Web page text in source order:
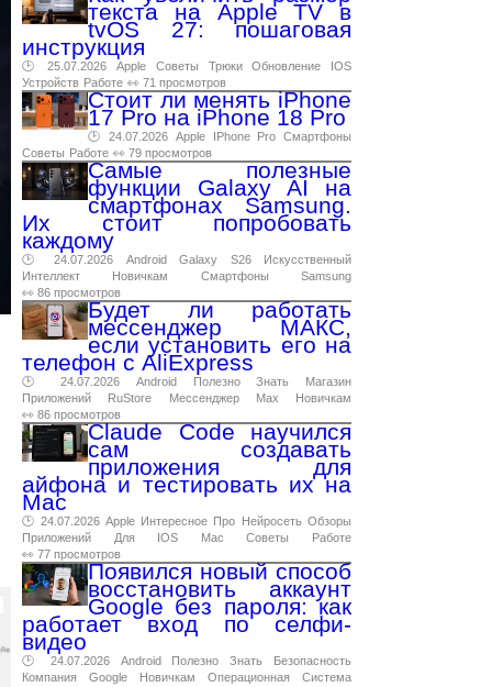
текста на Apple TV в
tvOS 27: пошаговая
инструкция
🕑 25.07.2026 Apple Советы Трюки Обновление
IOS
Устройств Работе 👀 71 просмотров
Стоит ли менять iPhone
17 Pro на iPhone 18 Pro
🕑 24.07.2026 Apple IPhone Pro Смартфоны
Советы Работе 👀 79 просмотров
Самые полезные
функции Galaxy AI на
смартфонах Samsung.
Их стоит попробовать
каждому
🕑 24.07.2026 Android Galaxy S26
Искусственный
Интеллект
Новичкам Смартфоны
Samsung
👀 86 просмотров
Будет ли работать
мессенджер МАКС,
если установить его на
телефон с AliExpress
🕑 24.07.2026 Android Полезно Знать
Магазин
Приложений
RuStore Мессенджер Max
Новичкам
👀 86 просмотров
Claude Code научился
сам создавать
приложения для
айфона и тестировать их на
Mac
🕑 24.07.2026 Apple Интересное Про Нейросеть Обзоры
Приложений
Для IOS Mac Советы
Работе
👀 77 просмотров
Появился новый способ
восстановить аккаунт
Google без пароля: как
работает вход по селфи-
видео
🕑 24.07.2026 Android Полезно Знать
Безопасность
Компания
Google Новичкам Операционная
Система